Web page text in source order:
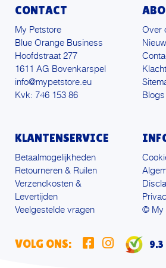
CONTACT
My Petstore
Blue Orange Business
Hoofdstraat 277
1611 AG Bovenkarspel
info@mypetstore.eu
Kvk: 746 153 86
Over
Blogs
KLANTENSERVICE
Betaalmogelijkheden
Retourneren & Ruilen
Verzendkosten &
Levertijden
Veelgestelde vragen
© My
VOLG ONS: 9.3